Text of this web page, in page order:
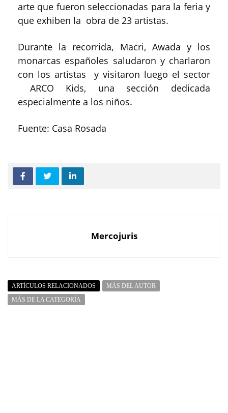
arte que fueron seleccionadas para la feria y
que exhiben la obra de 23 artistas.
Durante la recorrida, Macri, Awada y los
monarcas españoles saludaron y charlaron
con los artistas y visitaron luego el sector
ARCO Kids, una sección dedicada
especialmente a los niños.
Fuente: Casa Rosada
Mercojuris
ARTÍCULOS RELACIONADOS
MÁS DEL AUTOR
MÁS DE LA CATEGORÍA